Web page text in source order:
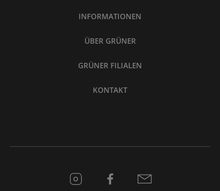
INFORMATIONEN
ÜBER GRÜNER
GRÜNER FILIALEN
KONTAKT